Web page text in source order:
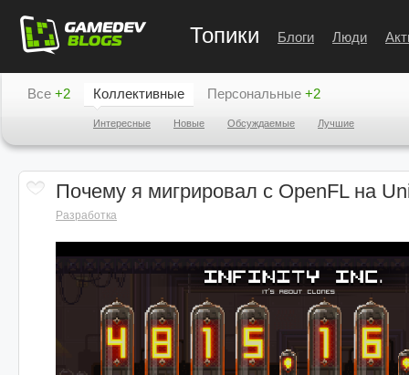
Топики Блоги Люди
Все +2 Коллективные
Интересные Новые Обсуждаемые Лучшие
Персональные +2
Почему я мигрировал с OpenFL на
Разработка